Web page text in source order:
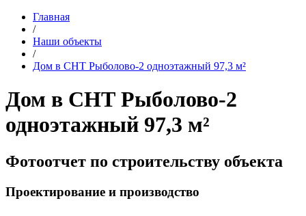
Главная
/
Наши объекты
/
Дом в СНТ Рыболово-2 одноэтажный 97,3 м²
Дом в СНТ Рыболово-2
одноэтажный 97,3 м²
Фотоотчет по строительству объекта
Проектирование и производство